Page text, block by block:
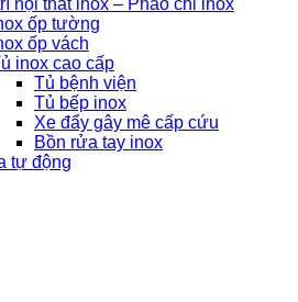
nội thất inox – Phào chỉ inox
ốp tường
ốp vách
inox cao cấp
Tủ bệnh viện
Tủ bếp inox
Xe đẩy gây mê cấp cứu
Bồn rửa tay inox
tự động